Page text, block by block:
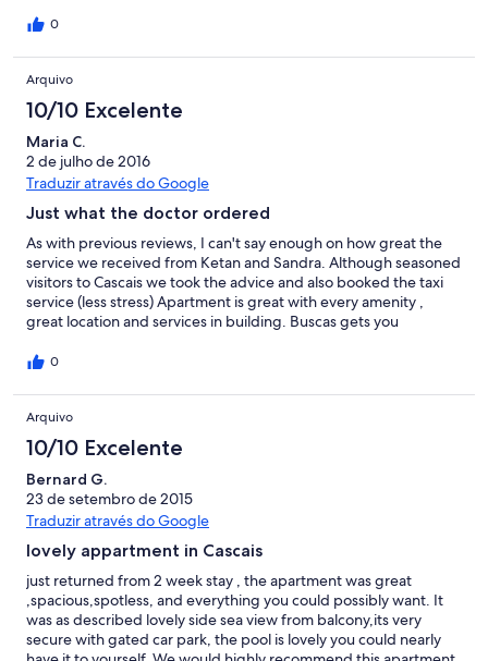
front door, go to the end of the street and turn left. The bus
bus fare is 1 euro per person. The bus stops at the railway station
and you can get a bus from there back to the same bus stop.
Casa da Guia has lovely restuarants (5 monutes walk from the
apartment). One of them serves lovely ice cream and has
beautiful views across the Atlantic. You can hire free bikes
(Bicas) from near Casa da Guia just next to the road crossing.
You need to show your passport to get a bike. You can cycle
went to Sintra by local bus. You get the bus from the bus station
which is under the shopping centre. When you get to Sintra you
can get a Tuk Tuk for 5 euros per person up to any of the sites
including Pena Palace which is well worth a visit. Sintra is lovely.
The restuarant Quinto Sabor is excellent. You can walk there.
Turn left out of the apartment complex, walk to the end of the
road, turn right and walk straight up the road away from the sea.
Pass Lidl and you will soon see it on the RHS. Best to book as it is
a small restuarant. The train to Lisbon is frequent and once there
the best way to get around is on the yellow open top bus.
Belem has lovely custard tarts. We had a great holiday and will
0
Arquivo
10/10 Excelente
Maria C.
2 de julho de 2016
Traduzir através do Google
Just what the doctor ordered
As with previous reviews, I can't say enough on how great the
service we received from Ketan and Sandra. Although seasoned
visitors to Cascais we took the advice and also booked the taxi
service (less stress) Apartment is great with every amenity ,
great location and services in building. Buscas gets you
be as busy or relaxed as you want, will most certainly return.
0
Arquivo
10/10 Excelente
Bernard G.
23 de setembro de 2015
Traduzir através do Google
lovely appartment in Cascais
just returned from 2 week stay , the apartment was great
,spacious,spotless, and everything you could possibly want. It
was as described lovely side sea view from balcony,its very
secure with gated car park, the pool is lovely you could nearly